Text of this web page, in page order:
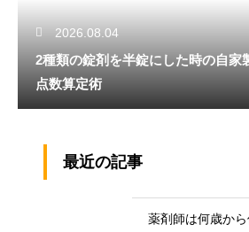
2026.08.04
2種類の錠剤を半錠にした時の自家
点数算定術
最近の記事
薬剤師は何歳か